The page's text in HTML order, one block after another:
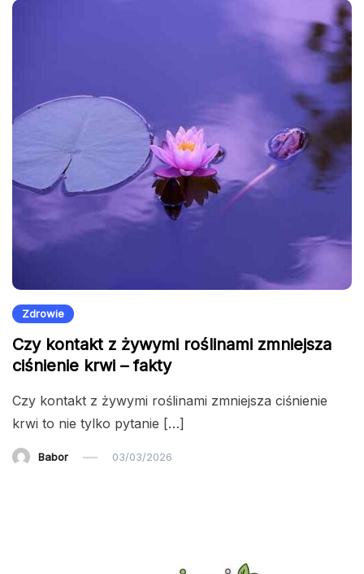
Zdrowie
Czy kontakt z żywymi roślinami zmniejsza
ciśnienie krwi – fakty
Czy kontakt z żywymi roślinami zmniejsza ciśnienie
krwi to nie tylko pytanie […]
Babor 03/03/2026